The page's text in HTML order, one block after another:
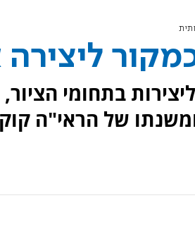
בתחומי
של הראי"ה